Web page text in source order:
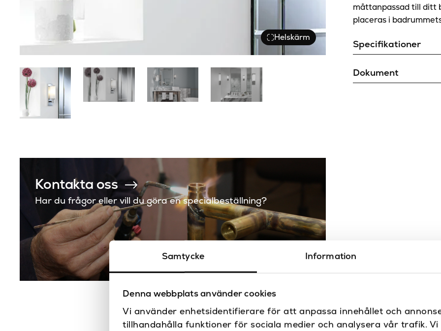
Samtycke Information
Denna webbplats använder cookies
Vi använder enhetsidentifierare för att anpassa innehållet och
tillhandahålla funktioner för sociala medier och analysera vår trafik.
Helskärm
Kontakta oss
Har du frågor eller vill du göra en specialbeställning?
måttanpassad till ditt
placeras i
Specifikationer
Dimbar
Maxstyrka
Placering
Sockel
Dokument